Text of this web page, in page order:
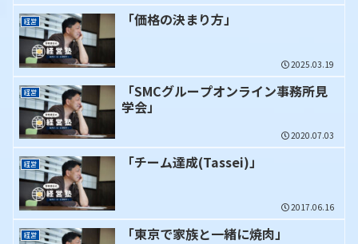
経営 「価格の決まり方」
2025.03.19
経営
「SMCグループオンライン事務所見
学会」
2020.07.03
経営 「チーム達成(Tassei)」
2017.06.16
経営 「東京で家族と一緒に焼肉」